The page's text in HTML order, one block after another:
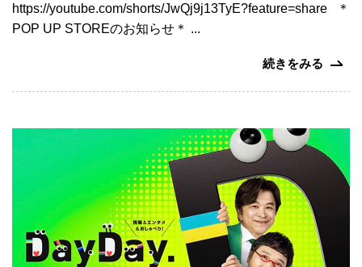
https://youtube.com/shorts/JwQj9j13TyE?feature=share ＊
POP UP STOREのお知らせ＊ ...
続きをみる